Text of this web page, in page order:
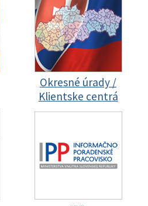
Okresné úrady /
Klientske centrá